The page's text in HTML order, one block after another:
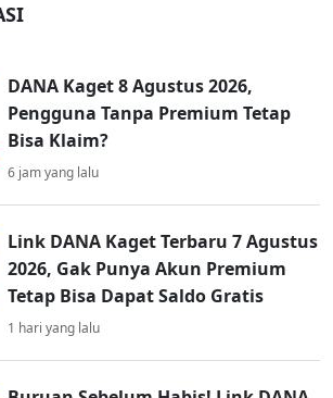
DANA Kaget 8 Agustus 2026,
Pengguna Tanpa Premium Tetap
Bisa Klaim?
6 jam yang lalu
Link DANA Kaget Terbaru 7 Agustus
2026, Gak Punya Akun Premium
Tetap Bisa Dapat Saldo Gratis
1 hari yang lalu